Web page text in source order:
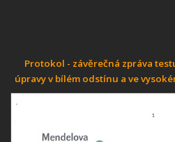
Protokol - závěrečná zpráva
úpravy v bílém odstínu a ve